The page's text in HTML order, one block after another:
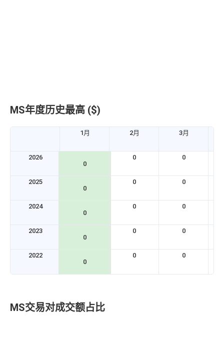
MS年度历史最高 ($)
1月 2月 3月
2026
0
0 0
2025
0
0 0
2024
0
0 0
2023
0
0 0
2022
0
0 0
MS交易对成交额占比